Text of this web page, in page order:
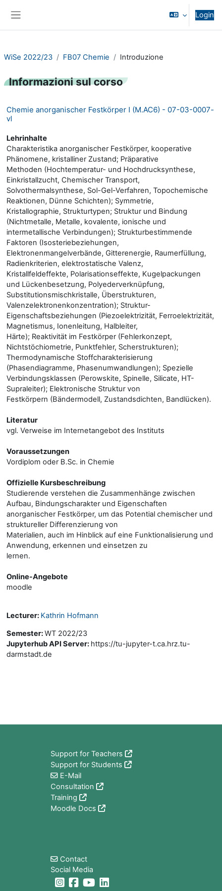
Login
WiSe 2022/23 FB07 Chemie Introduzione
Informazioni sul corso
Chemie anorganischer Festkörper I (M.AC6) - 07-03-0007-
vl
Lehrinhalte
Charakteristika anorganischer Festkörper, kooperative
Phänomene, kristalliner Zustand; Präparative
Methoden (Hochtemperatur- und Hochdrucksynthese,
Einkristallzucht, Chemischer Transport,
Solvothermalsynthese, Sol-Gel-Verfahren, Topochemische
Reaktionen, Dünne Schichten); Symmetrie,
Kristallographie, Strukturtypen; Struktur und Bindung
(Nichtmetalle, Metalle, kovalente, ionische und
intermetallische Verbindungen); Strukturbestimmende
Faktoren (Isosteriebeziehungen,
Elektronenmangelverbände, Gitterenergie, Raumerfüllung,
Radienkriterien, elektrostatische Valenz,
Kristallfeldeffekte, Polarisationseffekte, Kugelpackungen
und Lückenbesetzung, Polyederverknüpfung,
Substitutionsmischkristalle, Überstrukturen,
Valenzelektronenkonzentration); Struktur-
Eigenschaftsbeziehungen (Piezoelektrizität, Ferroelektrizität,
Magnetismus, Ionenleitung, Halbleiter,
Härte); Reaktivität im Festkörper (Fehlerkonzept,
Nichtstöchiometrie, Punktfehler, Scherstrukturen);
Thermodynamische Stoffcharakterisierung
(Phasendiagramme, Phasenumwandlungen); Spezielle
Verbindungsklassen (Perowskite, Spinelle, Silicate, HT-
Supraleiter); Elektronische Struktur von
Festkörpern (Bändermodell, Zustandsdichten, Bandlücken).
Literatur
vgl. Verweise im Internetangebot des Instituts
Voraussetzungen
Vordiplom oder B.Sc. in Chemie
Offizielle Kursbeschreibung
Studierende verstehen die Zusammenhänge zwischen
Aufbau, Bindungscharakter und Eigenschaften
anorganischer Festkörper, um das Potential chemischer und
struktureller Differenzierung von
Materialien, auch im Hinblick auf eine Funktionalisierung und
Anwendung, erkennen und einsetzen zu
lernen.
Online-Angebote
moodle
Lecturer: Kathrin Hofmann
Semester:WT 2022/23
Jupyterhub API Server: https://tu-jupyter-t.ca.hrz.tu-
darmstadt.de
Support for Teachers
Support for Students
E-Mail
Consultation
Training
Moodle Docs
Contact
Social Media